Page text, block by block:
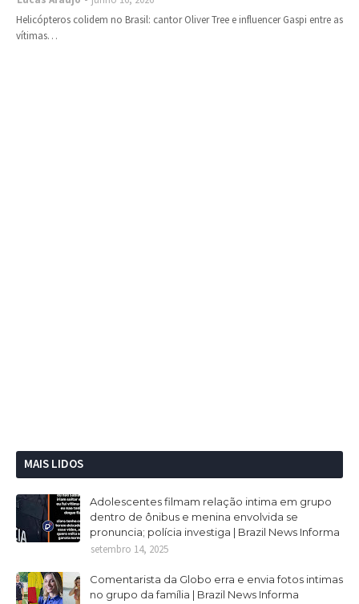
Helicópteros colidem no Brasil: cantor Oliver Tree e influencer Gaspi entre as
vítimas…
MAIS LIDOS
Adolescentes filmam relação intima em grupo
dentro de ônibus e menina envolvida se
pronuncia; polícia investiga | Brazil News Informa
setembro 14, 2025
Comentarista da Globo erra e envia fotos intimas
no grupo da família | Brazil News Informa